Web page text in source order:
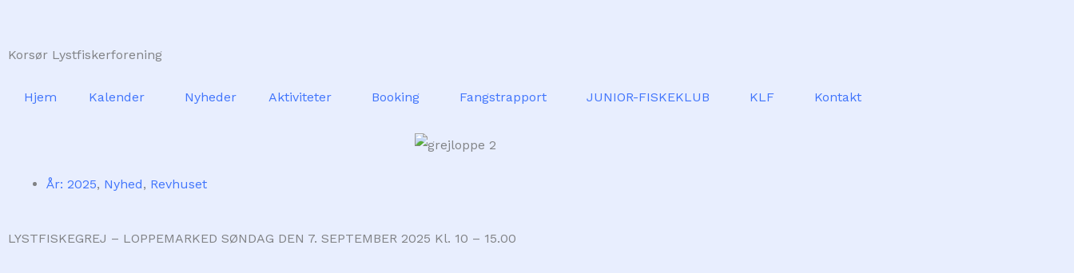
content
Korsør Lystfiskerforening
Hjem Kalender Nyheder Aktiviteter Booking Fangstrapport JUNIOR-FISKEKLUB KLF Kontakt
År: 2025, Nyhed, Revhuset
LYSTFISKEGREJ – LOPPEMARKED SØNDAG DEN 7. SEPTEMBER 2025 Kl. 10 – 15.00